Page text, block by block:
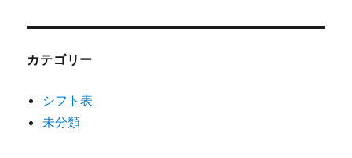
カテゴリー
シフト表
未分類